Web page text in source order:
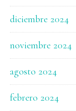
diciembre 2024
noviembre 2024
agosto 2024
febrero 2024